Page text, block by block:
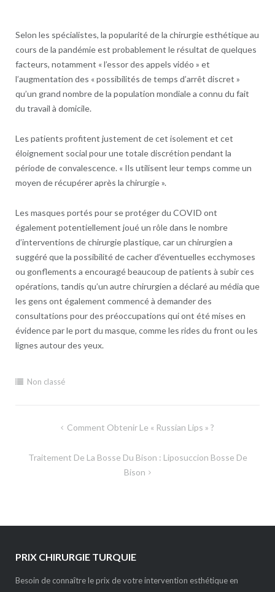
Selon les spécialistes, la popularité de la chirurgie esthétique au
cours de la pandémie est probablement le résultat de quelques
facteurs, notamment « l’essor des appels vidéo » et
l’augmentation des « possibilités de temps d’arrêt discret »
qu’un grand nombre de la population mondiale a connu du fait
du travail à domicile.
Les patients profitent justement de cet isolement et cet
éloignement social pour une totale discrétion pendant la
période de convalescence. « Ils utilisent leur temps comme un
moyen de récupérer après la chirurgie ».
Les masques portés pour se protéger du COVID ont
également potentiellement joué un rôle dans le nombre
d’interventions de chirurgie plastique, car un chirurgien a
suggéré que la possibilité de cacher d’éventuelles ecchymoses
ou gonflements a encouragé beaucoup de patients à subir ces
opérations, tandis qu’un autre chirurgien a déclaré au média que
les gens ont également commencé à demander des
consultations pour des préoccupations qui ont été mises en
évidence par le port du masque, comme les rides du front ou les
lignes autour des yeux.
Non classé
Navigation
l’article
Comment Obtenir Le « Russian Lips » ?
Traitement De La Bosse Du Bison : Liposuccion Bosse De
Bison
PRIX CHIRURGIE TURQUIE
Besoin de connaître le prix de votre intervention esthétique en